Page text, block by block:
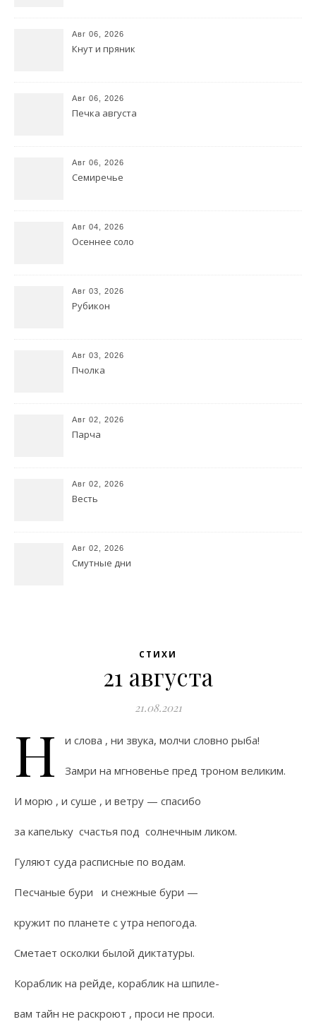
Авг 06, 2026
Кнут и пряник
Авг 06, 2026
Печка августа
Авг 06, 2026
Семиречье
Авг 04, 2026
Осеннее соло
Авг 03, 2026
Рубикон
Авг 03, 2026
Пчолка
Авг 02, 2026
Парча
Авг 02, 2026
Весть
Авг 02, 2026
Смутные дни
СТИХИ
21 августа
21.08.2021
Н и слова , ни звука, молчи словно рыба!
Замри на мгновенье пред троном великим.
И морю , и суше , и ветру — спасибо
за капельку счастья под солнечным ликом.
Гуляют суда расписные по водам.
Песчаные бури и снежные бури —
кружит по планете с утра непогода.
Сметает осколки былой диктатуры.
Кораблик на рейде, кораблик на шпиле-
вам тайн не раскроют , проси не проси.